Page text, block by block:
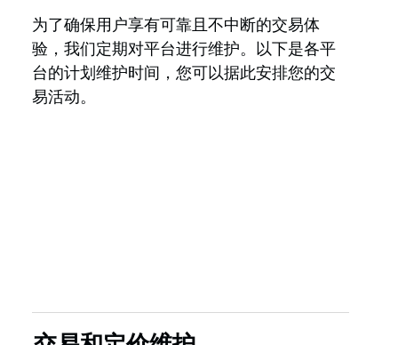
为了确保用户享有可靠且不中断的交易体
验，我们定期对平台进行维护。以下是各平
台的计划维护时间，您可以据此安排您的交
易活动。